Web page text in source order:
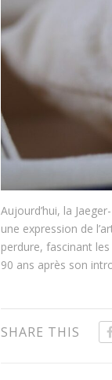
Aujourd’hui, la
une expression de
perdure, fascinant
90 ans après son
SHARE THIS